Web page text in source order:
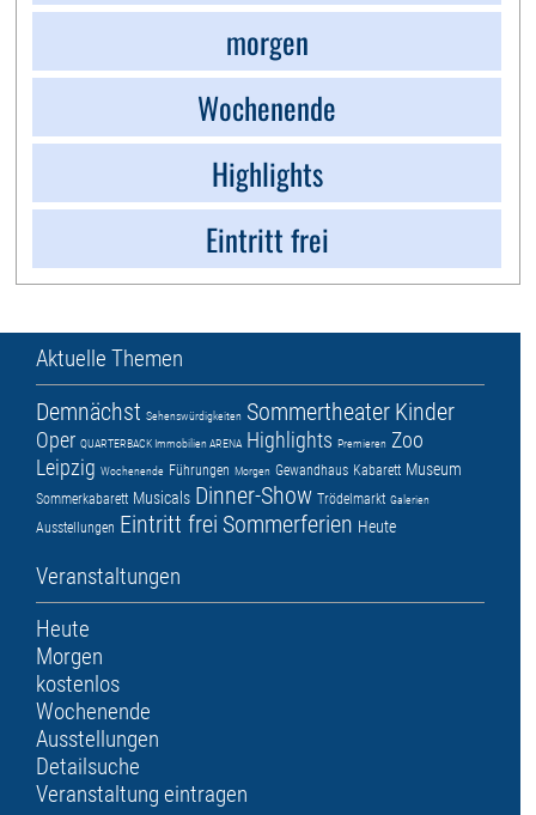
morgen
Wochenende
Highlights
Eintritt frei
Aktuelle Themen
Demnächst Sehenswürdigkeiten Sommertheater Kinder
Oper QUARTERBACK Immobilien ARENA Highlights Premieren Zoo
Leipzig Wochenende Führungen Morgen Gewandhaus Kabarett Museum
Sommerkabarett Musicals Dinner-Show Trödelmarkt Galerien
Ausstellungen Eintritt frei Sommerferien Heute
Veranstaltungen
Heute
Morgen
kostenlos
Wochenende
Ausstellungen
Detailsuche
Veranstaltung eintragen